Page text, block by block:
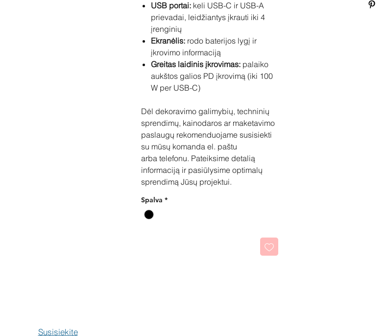
USB portai: keli USB-C ir USB-A
prievadai, leidžiantys įkrauti iki 4
įrenginių
Ekranėlis: rodo baterijos lygį ir
įkrovimo informaciją
Greitas laidinis įkrovimas: palaiko
aukštos galios PD įkrovimą (iki 100
W per USB-C)
Dėl dekoravimo galimybių, techninių
sprendimų, kainodaros ar maketavimo
paslaugų rekomenduojame susisiekti
su mūsų komanda el. paštu
arba telefonu. Pateiksime detalią
informaciją ir pasiūlysime optimalų
sprendimą Jūsų projektui.
Spalva *
Susisiekite